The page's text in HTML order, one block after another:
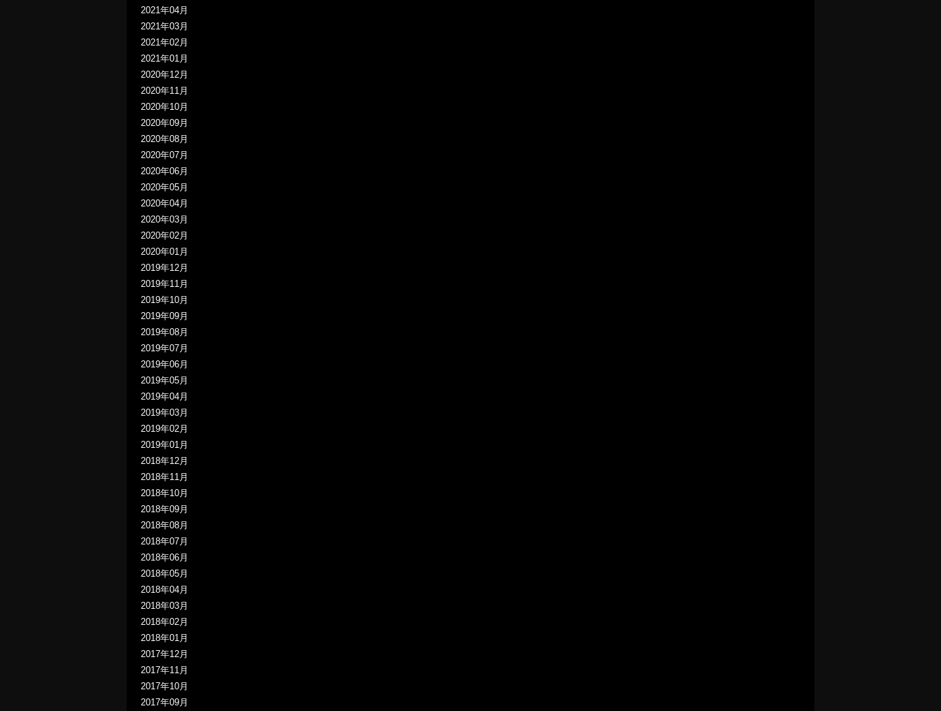
2021年04月
2021年03月
2021年02月
2021年01月
2020年12月
2020年11月
2020年10月
2020年09月
2020年08月
2020年07月
2020年06月
2020年05月
2020年04月
2020年03月
2020年02月
2020年01月
2019年12月
2019年11月
2019年10月
2019年09月
2019年08月
2019年07月
2019年06月
2019年05月
2019年04月
2019年03月
2019年02月
2019年01月
2018年12月
2018年11月
2018年10月
2018年09月
2018年08月
2018年07月
2018年06月
2018年05月
2018年04月
2018年03月
2018年02月
2018年01月
2017年12月
2017年11月
2017年10月
2017年09月